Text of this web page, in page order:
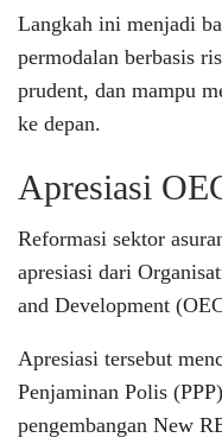
Langkah ini menjadi
permodalan berbasis
prudent, dan mampu
ke depan.
Apresiasi
Reformasi sektor
apresiasi dari
and Development
Apresiasi tersebut
Penjaminan Polis
pengembangan New